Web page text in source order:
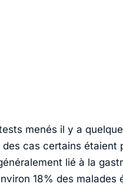
menés il y a
cas certains étaient
lié à la
18% des malades